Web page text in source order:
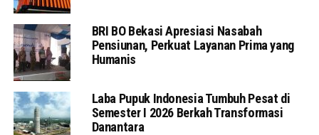
BRI BO Bekasi Apresiasi Nasabah
Pensiunan, Perkuat Layanan Prima yang
Humanis
Laba Pupuk Indonesia Tumbuh Pesat di
Semester I 2026 Berkah Transformasi
Danantara